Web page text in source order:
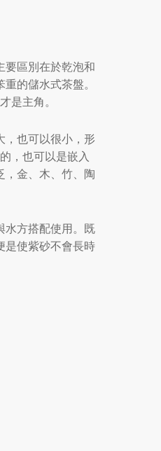
要區別在於乾泡和
的儲水式茶盤。
是主角。
，也可以很小，形
，也可以是嵌入
，金、木、竹、陶
水方搭配使用。既
是使紫砂不會長時